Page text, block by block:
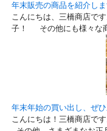
年末販売の商品を紹介し
こんにちは、三橋商店で
子！ その他にも様々
年末年始の買い出し、ぜひ
こんにちは！三橋商店で